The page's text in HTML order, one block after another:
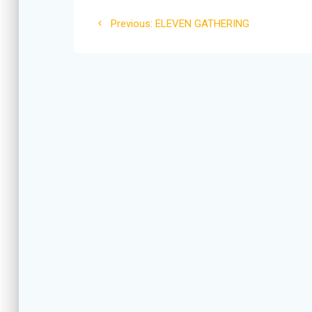
Navigation
Previous: Previous
ELEVEN GATHERING